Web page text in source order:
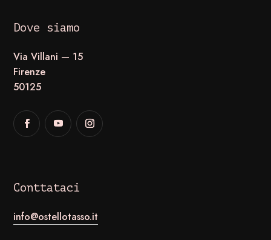
Dove siamo
Via Villani — 15
Firenze
50125
Conttataci
info@ostellotasso.it